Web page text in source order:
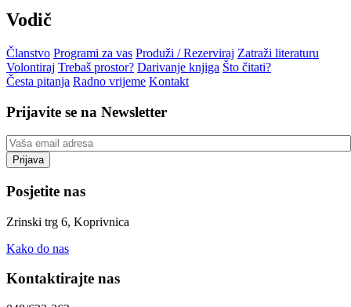
Vodič
Članstvo Programi za vas Produži / Rezerviraj Zatraži literaturu
Volontiraj Trebaš prostor? Darivanje knjiga Što čitati?
Česta pitanja Radno vrijeme Kontakt
Prijavite se na Newsletter
Posjetite nas
Zrinski trg 6, Koprivnica
Kako do nas
Kontaktirajte nas